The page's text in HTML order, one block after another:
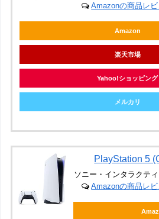
Amazonの商品レ
Amazon
楽天市場
Yahoo!ショッピング
メルカリ
PlayStation 5
ソニー・インタラクテ
Amazonの商品レ